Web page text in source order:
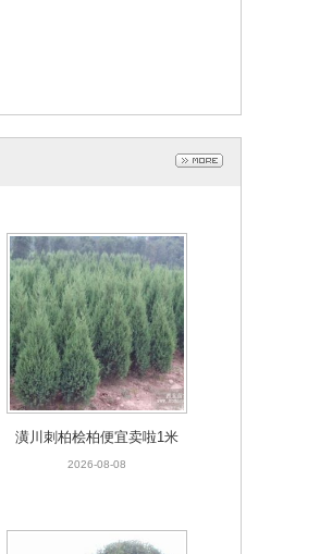
潢川刺柏桧柏便宜卖啦1米
高桧柏价格2米高刺柏卖
2026-08-08